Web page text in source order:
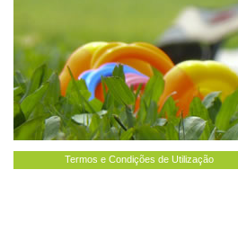
Termos e Condições de Utilização